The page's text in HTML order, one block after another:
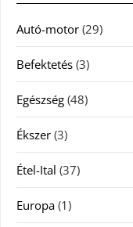
Autó-motor (29)
Befektetés (3)
Egészség (48)
Ékszer (3)
Étel-Ital (37)
Europa (1)